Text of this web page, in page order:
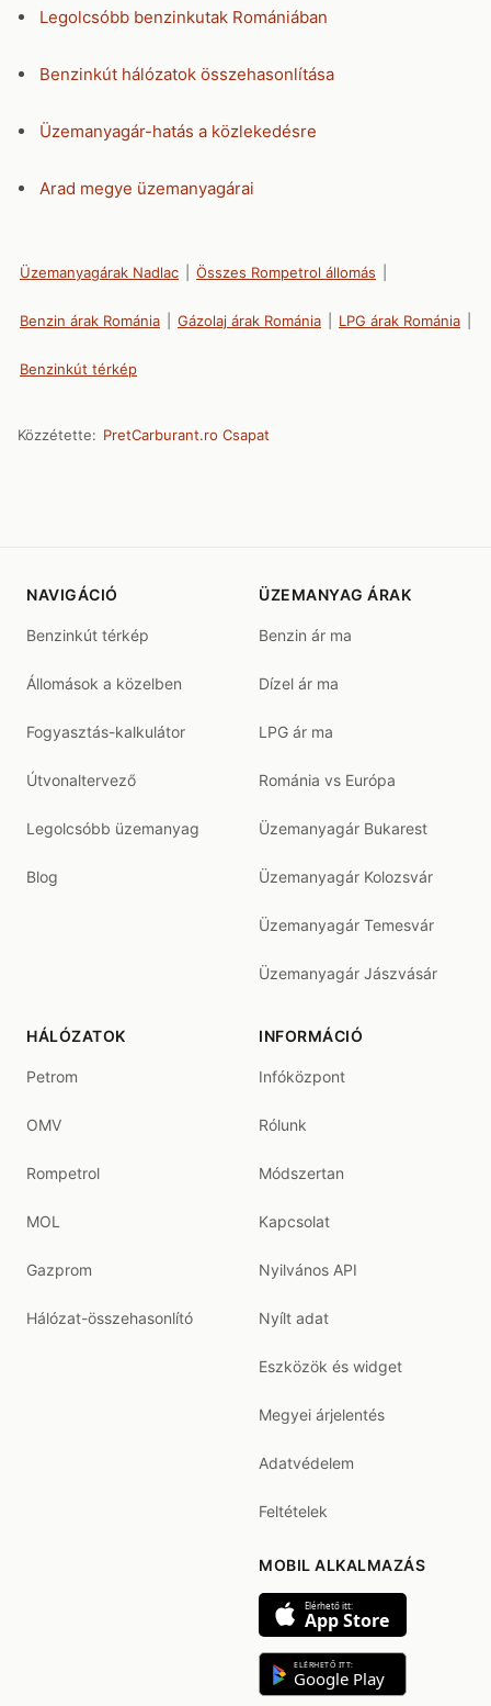
Legolcsóbb benzinkutak Romániában
Benzinkút hálózatok összehasonlítása
Üzemanyagár-hatás a közlekedésre
Arad megye üzemanyagárai
Üzemanyagárak Nadlac Összes Rompetrol állomás
Benzin árak Románia Gázolaj árak Románia LPG árak Románia
Benzinkút térkép
Közzétette: PretCarburant.ro Csapat
NAVIGÁCIÓ
Benzinkút térkép
Állomások a közelben
Fogyasztás-kalkulátor
Útvonaltervező
Legolcsóbb üzemanyag
Blog
ÜZEMANYAG ÁRAK
Benzin ár ma
Dízel ár ma
LPG ár ma
Románia vs Európa
Üzemanyagár Bukarest
Üzemanyagár Kolozsvár
Üzemanyagár Temesvár
Üzemanyagár Jászvásár
HÁLÓZATOK
Petrom
OMV
Rompetrol
MOL
Gazprom
Hálózat-összehasonlító
INFORMÁCIÓ
Infóközpont
Rólunk
Módszertan
Kapcsolat
Nyilvános API
Nyílt adat
Eszközök és widget
Megyei árjelentés
Adatvédelem
Feltételek
MOBIL ALKALMAZÁS
Elérhető itt:
App Store
ELÉRHETŐ ITT:
Google Play